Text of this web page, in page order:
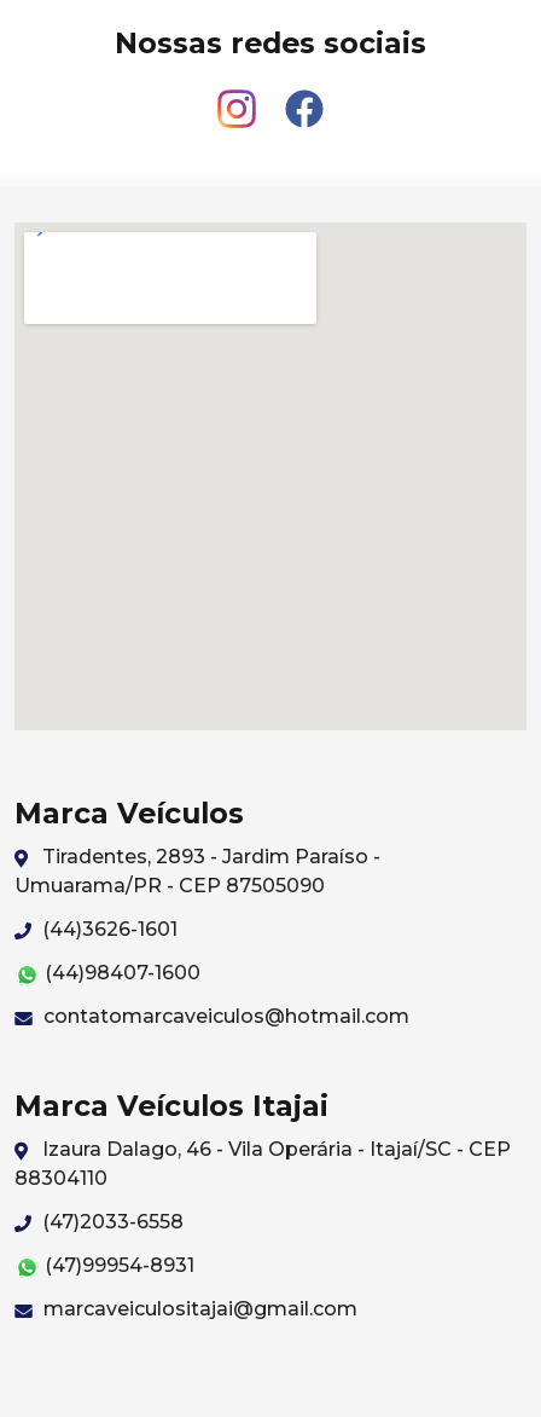
Nossas redes sociais
Marca Veículos
Tiradentes, 2893 - Jardim Paraíso -
Umuarama/PR - CEP 87505090
(44)3626-1601
(44)98407-1600
contatomarcaveiculos@hotmail.com
Marca Veículos Itajai
Izaura Dalago, 46 - Vila Operária - Itajaí/SC - CEP
88304110
(47)2033-6558
(47)99954-8931
marcaveiculositajai@gmail.com